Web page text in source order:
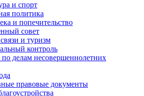
и спорт
политика
и попечительство
совет
и туризм
контроль
делам несовершеннолетних
правовые документы